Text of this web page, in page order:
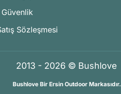
Sözleşmesi
2013 - 2026 © Bushlove
Bushlove Bir Ersin Outdoor Markasıdır.